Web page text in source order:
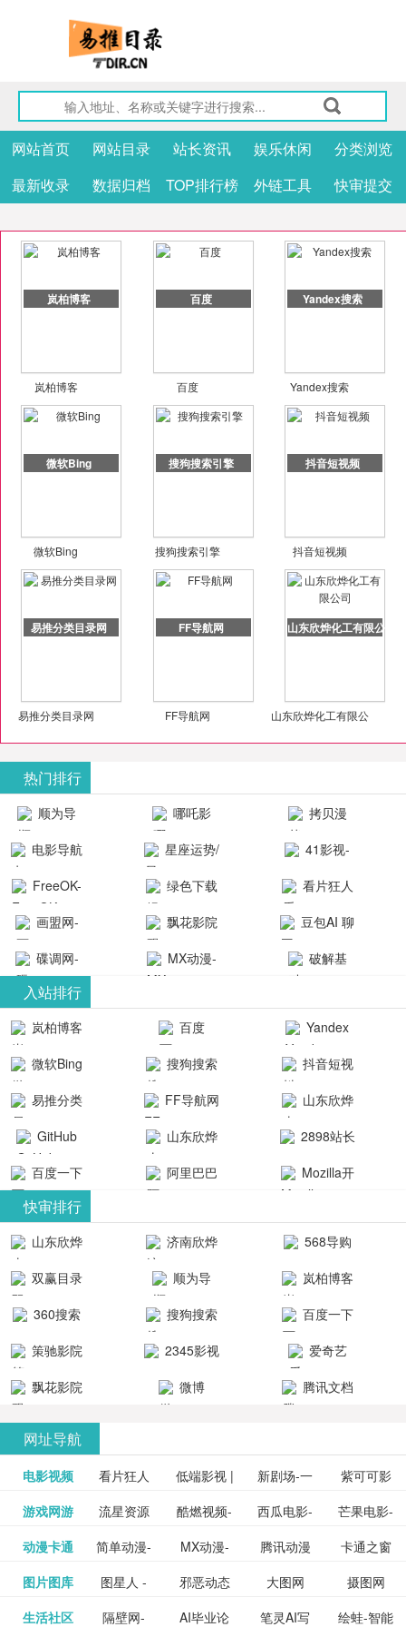
网站首页 网站目录 站长资讯 娱乐休闲
分类浏览
最新收录
数据归档 TOP排行榜 外链工具 快审提交
岚柏博客
岚柏博客
百度
百度
Yandex搜索
Yandex搜索
微软Bing
微软Bing
搜狗搜索引擎
搜狗搜索引擎
抖音短视频
抖音短视频
易推分类目录网
易推分类目录网
FF导航网
FF导航网
山东欣烨化工有限公司
山东欣烨化工有限公
热门排行
顺为导
航-办公运营
哪吒影
院-哪吒影院
提供最新、
最全的高清
电影、电视
剧、动漫和
综艺节目免
费观看。平
台内容丰
富，更新快
速，支持在
线观看，满
足各类影迷
需求，提供
无广告、高
清流畅的观
影体验。
拷贝漫
画-官网
动漫综合
电影导航
- 免费看电影
就来这！ | 快
导航网-免费
看电影就来
这！收录大
量免费看电
影网站！
星座运势/
最星座/美国
神婆星座网
41影视-
聚合最近好
看的电视剧
最新电影网
站-41影视为
成全短剧电
视剧、电视
剧大全、好
看的电视
剧、最新的
电影在线观
看，神马影
最新好看的
剧片、爱情
片、搞笑片
等全新电
影，是影
FreeOK-
FreeOK影视
官网-最新影
视资源|追剧
也很卷
绿色下载
吧
看片狂人
- 高清视频资
源免费在线
观看
画盟网-
画师联盟官
网
_huashilm.com_
动漫综合
飘花影院
网
豆包AI 聊
天智能对话
网页版入口
碟调网-
碟调网为您
提供最新电
视剧和2025
年最新电影
的在线观
看，快来碟
调电影网在
线观看最新
热门影视作
MX动漫-
漫免费在线
观看
破解基
整合当前互
联网最新最
全最优质的
软件免费下
载、资源免
费共享、技
术教程学习
台！整合破
合破解游
戏、整合安
卓破解软件
分享与下
载！旨在打
件共享站、
资源
入站排行
岚柏博客 百度
Yandex
搜索
微软Bing
搜狗搜索
引擎
抖音短视
频
易推分类
目录网
FF导航网
山东欣烨
化工有限公
GitHub
山东欣烨
生物科技有
2898站长
资源平台
百度一下
阿里巴巴
Mozilla开
快审排行
山东欣烨
生物科技有
济南欣烨
科技有限公
568导购
网
双赢目录
顺为导
航-办公运营
岚柏博客
360搜索
搜狗搜索
百度一下
策驰影院
2345影视
大全
爱奇艺
VIP会员
飘花影院
微博 腾讯文档
网址导航
电影视频 看片狂人 低端影视 |
免费高清
在线电影
新剧场-一
个网盘资
源分享小
紫可可影
视-紫可可,
免费提供
泡剧网_最
新电视剧
免费在线
更多>>
游戏网游 流星资源
网-流星蝴
蝶剑官网
酷燃视频-
致力于打
造中国领
西瓜电影-
西瓜视频
网站电影
芒果电影-
芒果TV网
站电影频
豆瓣电影-
豆瓣电影
更多>>
动漫卡通 简单动漫-
日本动画
MX动漫-
最新最全
腾讯动漫
频道
卡通之窗
三毛漫画
网
更多>>
图片图库 图星人 -
设计图片
邪恶动态
图片大全
大图网
摄图网
图行天下
更多>>
生活社区 隔壁网- AI毕业论 笔灵AI写 绘蛙-智能